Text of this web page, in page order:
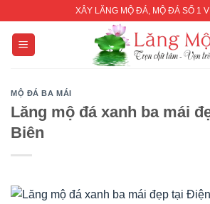
content
XÂY LĂNG MỘ ĐÁ, MỘ ĐÁ SỐ 1
MỘ ĐÁ BA MÁI
Lăng mộ đá xanh ba mái
Biên